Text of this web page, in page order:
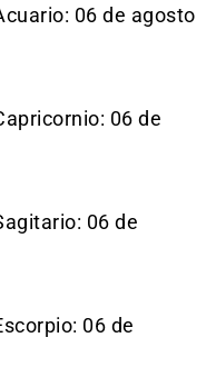
06 de agosto
06 de
06 de
06 de